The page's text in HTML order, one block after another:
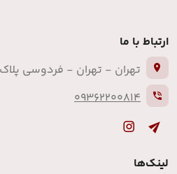
ارتباط با ما
تهران - تهران - فردوسی پلاک 238 واحد 9
09362200814
لینک‌ها